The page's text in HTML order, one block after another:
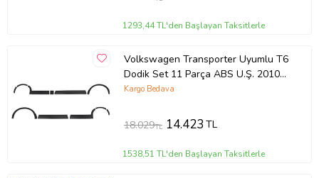
kargoda zarar görmeyecek şekilde paketlenerek tarafınıza
Siparişleriniz darbe emici özel ambalajlarla, kargoda zarar
görmeyecek şekilde paketlenerek tarafınıza ulaştırılır. %100
Ürün Kodu:kcm17317072
1293,44 TL'den Başlayan Taksitlerle
Volkswagen Transporter Uyumlu T6
Dodik Set 11 Parça ABS U.Ş. 2010
2014 Model Arası
Kargo Bedava
18.029TL 14.423TL
1538,51 TL'den Başlayan Taksitlerle